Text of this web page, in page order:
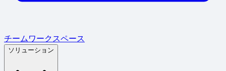
チームワークスペース
ソリューション